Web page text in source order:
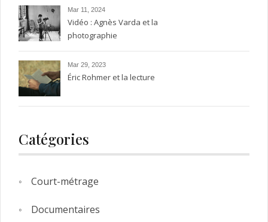
transparence.
Mar 11, 2024
Vidéo : Agnès Varda et la
photographie
Mar 29, 2023
Éric Rohmer et la lecture
Catégories
Court-métrage
Documentaires